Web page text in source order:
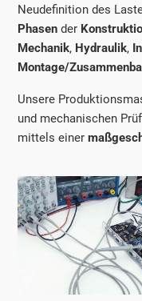
Neudefinition des
Phasen der
Mechanik, Hydraulik,
Montage/
Unsere
und mechanischen
mittels einer